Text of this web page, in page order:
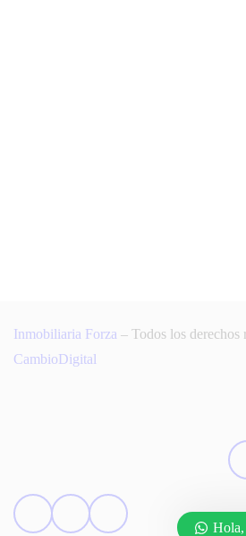
Inmobiliaria Forza – Todos los derechos
CambioDigital
Hola,